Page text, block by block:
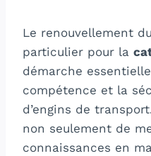
Le renouvellement du
particulier pour la
démarche
compétence et la
d’engins de
non seulement de
connaissances en